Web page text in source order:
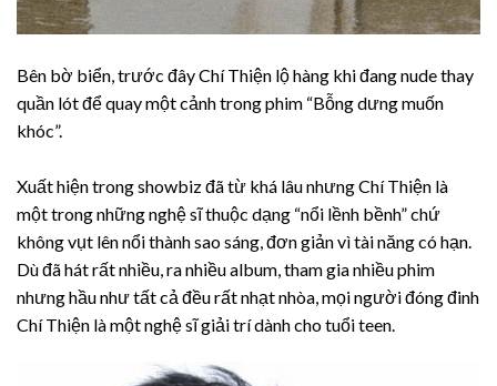
Bên bờ biển, trước đây Chí Thiện lộ hàng khi đang nude thay
quần lót để quay một cảnh trong phim “Bỗng dưng muốn
khóc”.
Xuất hiện trong showbiz đã từ khá lâu nhưng Chí Thiện là
một trong những nghệ sĩ thuộc dạng “nổi lềnh bềnh” chứ
không vụt lên nổi thành sao sáng, đơn giản vì tài năng có hạn.
Dù đã hát rất nhiều, ra nhiều album, tham gia nhiều phim
nhưng hầu như tất cả đều rất nhạt nhòa, mọi người đóng đinh
Chí Thiện là một nghệ sĩ giải trí dành cho tuổi teen.